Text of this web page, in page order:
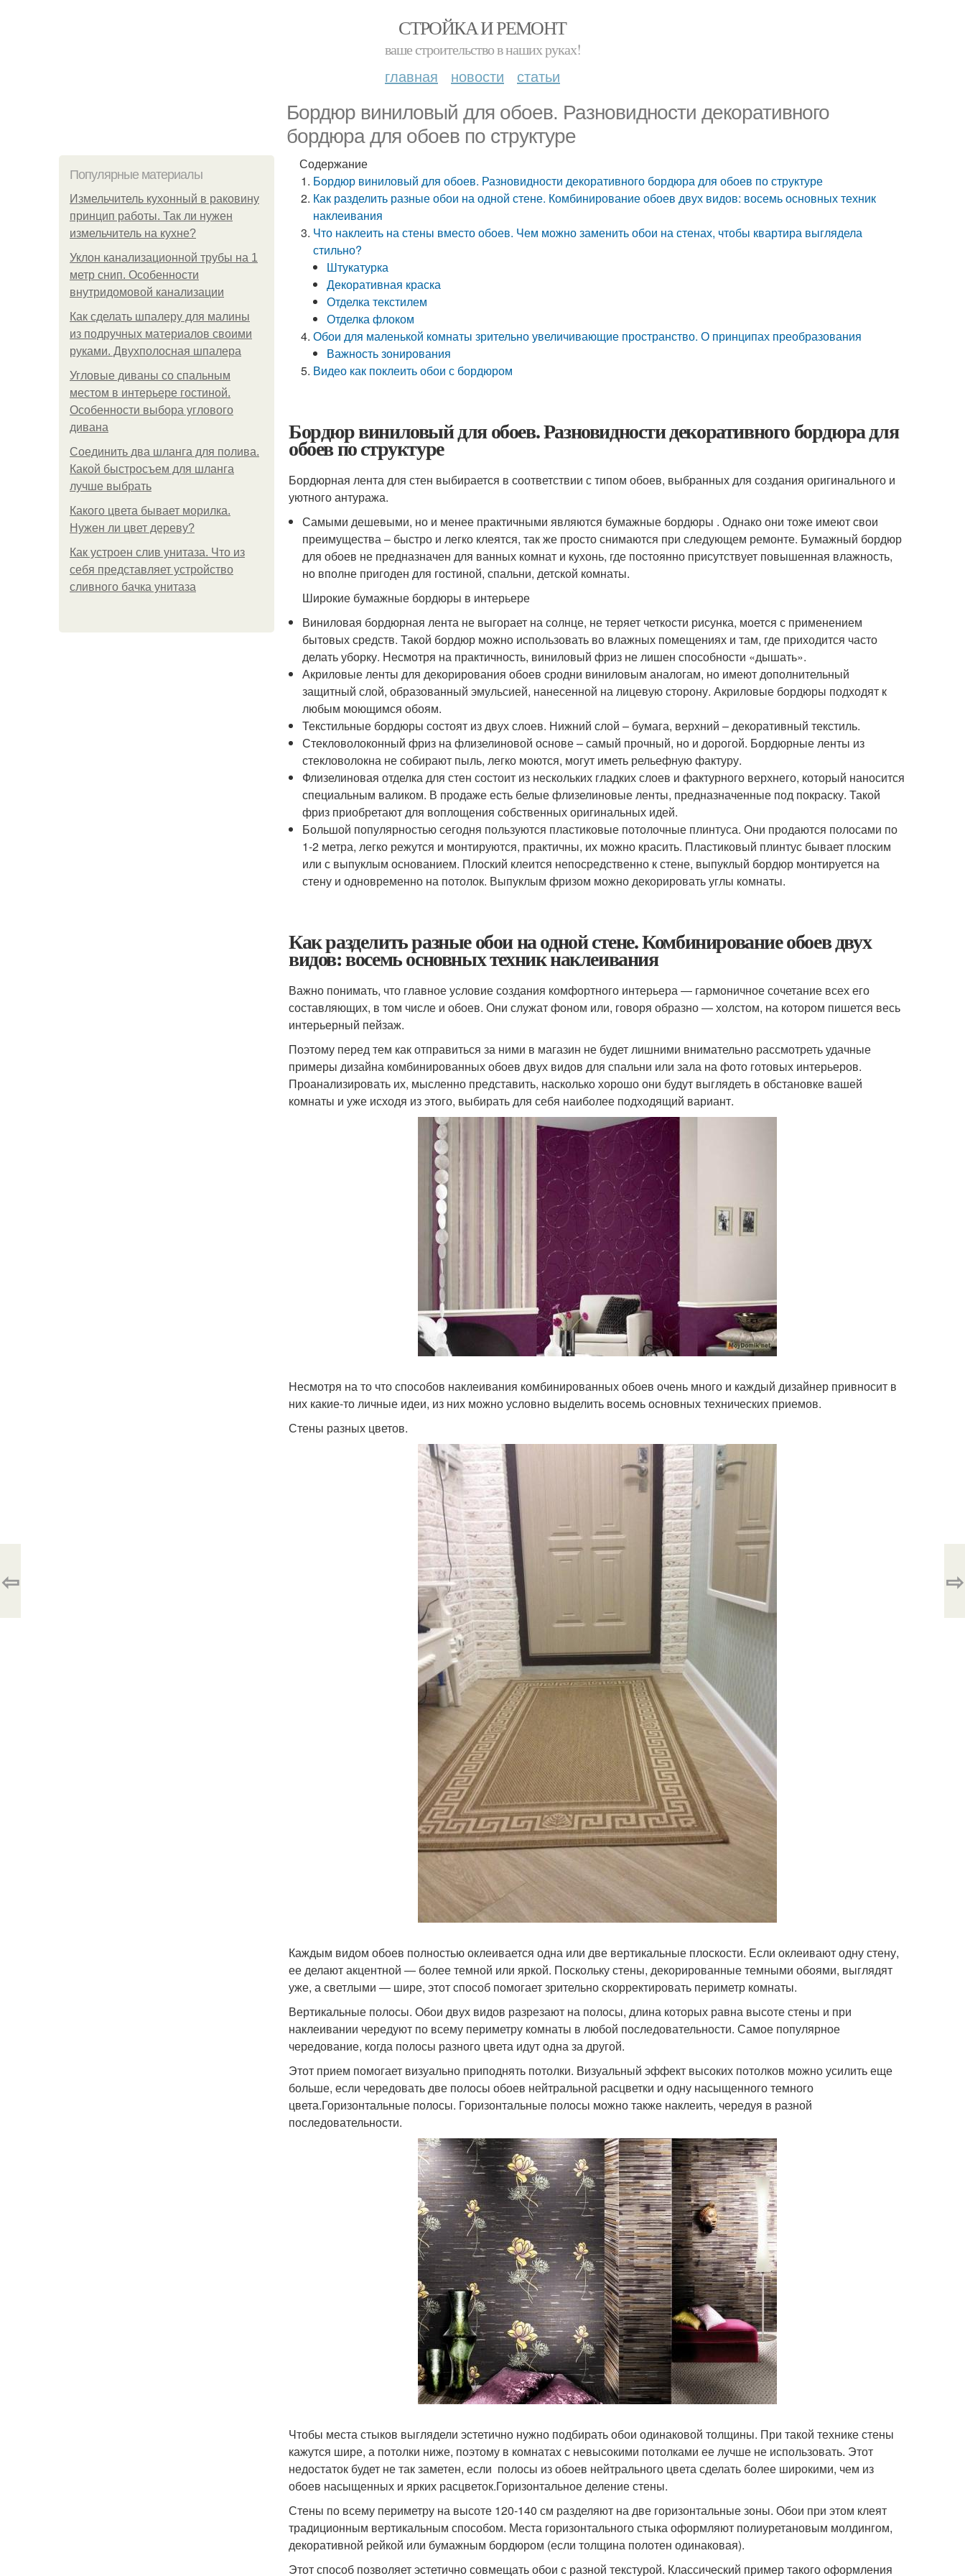
СТРОЙКА И РЕМОНТ
ваше строительство в наших руках!
главная новости статьи
Бордюр виниловый для обоев. Разновидности декоративного
бордюра для обоев по структуре
Популярные материалы
Измельчитель кухонный в раковину
принцип работы. Так ли нужен
измельчитель на кухне?
Уклон канализационной трубы на 1
метр снип. Особенности
внутридомовой канализации
Как сделать шпалеру для малины
из подручных материалов своими
руками. Двухполосная шпалера
Угловые диваны со спальным
местом в интерьере гостиной.
Особенности выбора углового
дивана
Соединить два шланга для полива.
Какой быстросъем для шланга
лучше выбрать
Какого цвета бывает морилка.
Нужен ли цвет дереву?
Как устроен слив унитаза. Что из
себя представляет устройство
сливного бачка унитаза
Содержание
Бордюр виниловый для обоев. Разновидности декоративного бордюра для обоев по структуре
Как разделить разные обои на одной стене. Комбинирование обоев двух видов: восемь основных техник
наклеивания
Что наклеить на стены вместо обоев. Чем можно заменить обои на стенах, чтобы квартира выглядела
стильно?
Штукатурка
Декоративная краска
Отделка текстилем
Отделка флоком
Обои для маленькой комнаты зрительно увеличивающие пространство. О принципах преобразования
Важность зонирования
Видео как поклеить обои с бордюром
Бордюр виниловый для обоев. Разновидности декоративного бордюра для
обоев по структуре
Бордюрная лента для стен выбирается в соответствии с типом обоев, выбранных для создания оригинального и
уютного антуража.
Самыми дешевыми, но и менее практичными являются бумажные бордюры . Однако они тоже имеют свои
преимущества – быстро и легко клеятся, так же просто снимаются при следующем ремонте. Бумажный бордюр
для обоев не предназначен для ванных комнат и кухонь, где постоянно присутствует повышенная влажность,
но вполне пригоден для гостиной, спальни, детской комнаты.
Широкие бумажные бордюры в интерьере
Виниловая бордюрная лента не выгорает на солнце, не теряет четкости рисунка, моется с применением
бытовых средств. Такой бордюр можно использовать во влажных помещениях и там, где приходится часто
делать уборку. Несмотря на практичность, виниловый фриз не лишен способности «дышать».
Акриловые ленты для декорирования обоев сродни виниловым аналогам, но имеют дополнительный
защитный слой, образованный эмульсией, нанесенной на лицевую сторону. Акриловые бордюры подходят к
любым моющимся обоям.
Текстильные бордюры состоят из двух слоев. Нижний слой – бумага, верхний – декоративный текстиль.
Стекловолоконный фриз на флизелиновой основе – самый прочный, но и дорогой. Бордюрные ленты из
стекловолокна не собирают пыль, легко моются, могут иметь рельефную фактуру.
Флизелиновая отделка для стен состоит из нескольких гладких слоев и фактурного верхнего, который наносится
специальным валиком. В продаже есть белые флизелиновые ленты, предназначенные под покраску. Такой
фриз приобретают для воплощения собственных оригинальных идей.
Большой популярностью сегодня пользуются пластиковые потолочные плинтуса. Они продаются полосами по
1-2 метра, легко режутся и монтируются, практичны, их можно красить. Пластиковый плинтус бывает плоским
или с выпуклым основанием. Плоский клеится непосредственно к стене, выпуклый бордюр монтируется на
стену и одновременно на потолок. Выпуклым фризом можно декорировать углы комнаты.
Как разделить разные обои на одной стене. Комбинирование обоев двух
видов: восемь основных техник наклеивания
Важно понимать, что главное условие создания комфортного интерьера ― гармоничное сочетание всех его
составляющих, в том числе и обоев. Они служат фоном или, говоря образно ― холстом, на котором пишется весь
интерьерный пейзаж.
Поэтому перед тем как отправиться за ними в магазин не будет лишними внимательно рассмотреть удачные
примеры дизайна комбинированных обоев двух видов для спальни или зала на фото готовых интерьеров.
Проанализировать их, мысленно представить, насколько хорошо они будут выглядеть в обстановке вашей
комнаты и уже исходя из этого, выбирать для себя наиболее подходящий вариант.
Несмотря на то что способов наклеивания комбинированных обоев очень много и каждый дизайнер привносит в
них какие-то личные идеи, из них можно условно выделить восемь основных технических приемов.
Стены разных цветов.
Каждым видом обоев полностью оклеивается одна или две вертикальные плоскости. Если оклеивают одну стену,
ее делают акцентной ― более темной или яркой. Поскольку стены, декорированные темными обоями, выглядят
уже, а светлыми ― шире, этот способ помогает зрительно скорректировать периметр комнаты.
Вертикальные полосы. Обои двух видов разрезают на полосы, длина которых равна высоте стены и при
наклеивании чередуют по всему периметру комнаты в любой последовательности. Самое популярное
чередование, когда полосы разного цвета идут одна за другой.
Этот прием помогает визуально приподнять потолки. Визуальный эффект высоких потолков можно усилить еще
больше, если чередовать две полосы обоев нейтральной расцветки и одну насыщенного темного
цвета.Горизонтальные полосы. Горизонтальные полосы можно также наклеить, чередуя в разной
последовательности.
Чтобы места стыков выглядели эстетично нужно подбирать обои одинаковой толщины. При такой технике стены
кажутся шире, а потолки ниже, поэтому в комнатах с невысокими потолками ее лучше не использовать. Этот
недостаток будет не так заметен, если полосы из обоев нейтрального цвета сделать более широкими, чем из
обоев насыщенных и ярких расцветок.Горизонтальное деление стены.
Стены по всему периметру на высоте 120-140 см разделяют на две горизонтальные зоны. Обои при этом клеят
традиционным вертикальным способом. Места горизонтального стыка оформляют полиуретановым молдингом,
декоративной рейкой или бумажным бордюром (если толщина полотен одинаковая).
Этот способ позволяет эстетично совмещать обои с разной текстурой. Классический пример такого оформления
⇦ ⇨